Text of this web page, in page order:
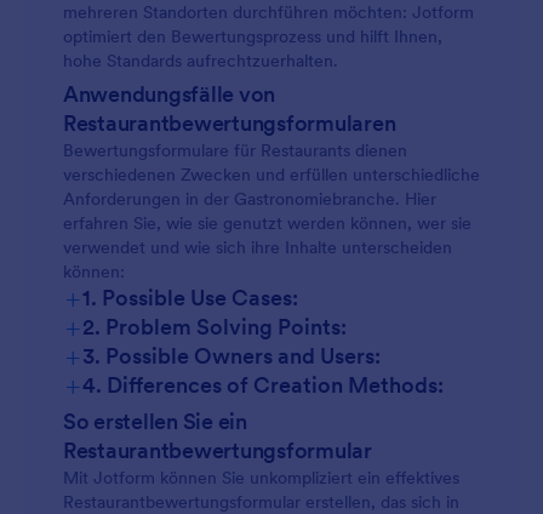
mehreren Standorten durchführen möchten: Jotform
optimiert den Bewertungsprozess und hilft Ihnen,
hohe Standards aufrechtzuerhalten.
Anwendungsfälle von
Restaurantbewertungsformularen
Bewertungsformulare für Restaurants dienen
verschiedenen Zwecken und erfüllen unterschiedliche
Anforderungen in der Gastronomiebranche. Hier
erfahren Sie, wie sie genutzt werden können, wer sie
verwendet und wie sich ihre Inhalte unterscheiden
können:
+1. Possible Use Cases:
+2. Problem Solving Points:
+3. Possible Owners and Users:
+4. Differences of Creation Methods:
So erstellen Sie ein
Restaurantbewertungsformular
Mit Jotform können Sie unkompliziert ein effektives
Restaurantbewertungsformular erstellen, das sich in